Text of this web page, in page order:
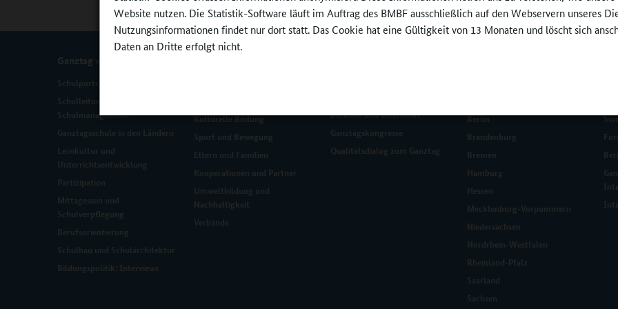
Website nutzen. Die Statistik-Software läuft im Auftrag des BMBF ausschließlich auf den Webservern unseres
Nutzungsinformationen findet nur dort statt. Das Cookie hat eine Gültigkeit von 13 Monaten und löscht sich
Daten an Dritte erfolgt nicht.
Ganztag vor Ort
Schulporträts
Schulleitung und
Schulmanagement
Ganztagsschule in den Ländern
Lernkultur und
Unterrichtsentwicklung
Partizipation
Mittagessen und
Schulverpflegung
Berufsorientierung
Schulbau und Schularchitektur
Bildungspolitik: Interviews
Kulturelle Bildung
Sport und Bewegung
Eltern und Familien
Kooperationen und Partner
Umweltbildung und
Nachhaltigkeit
Verbände
Berichte und Interviews
Ganztagskongresse
Qualitätsdialog zum Ganztag
Berlin
Brandenburg
Bremen
Hamburg
Hessen
Mecklenburg-Vorpommern
Niedersachsen
Nordrhein-Westfalen
Rheinland-Pfalz
Saarland
Sachsen